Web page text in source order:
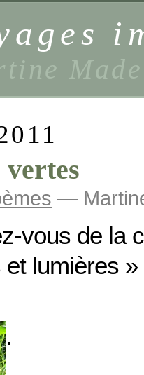
vertes
—
vous de la
et lumières
.